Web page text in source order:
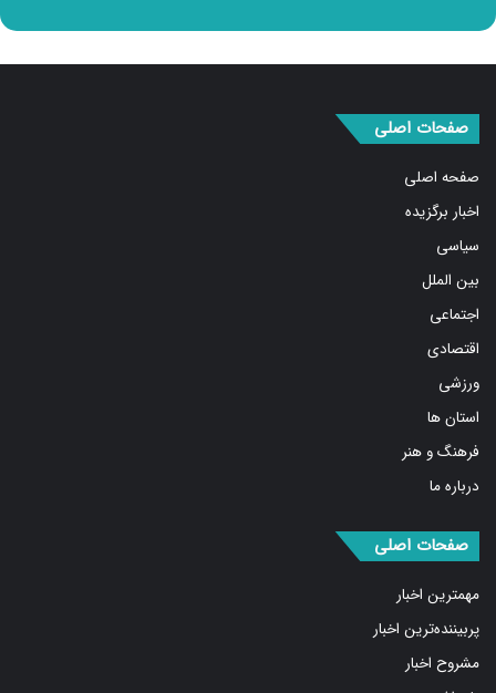
صفحه اصلی
اخبار برگزیده
سیاسی
بین الملل
اجتماعی
اقتصادی
ورزشی
استان ها
فرهنگ و هنر
درباره ما
مهمترین اخبار
پربیننده‌ترین اخبار
مشروح اخبار
یادداشت